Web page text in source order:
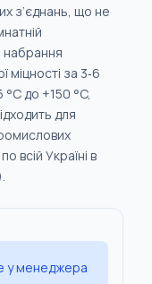
з’єднань, що не
міцності за 3‑6
°C до +150 °C,
для
всій Україні в
у менеджера